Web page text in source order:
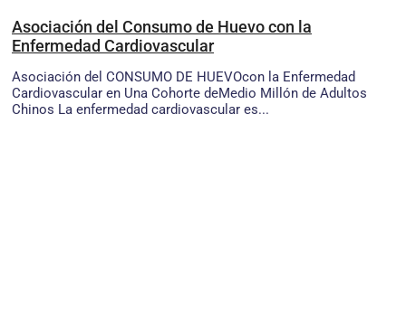
Asociación del Consumo de Huevo con la
Enfermedad Cardiovascular
Asociación del CONSUMO DE HUEVOcon la Enfermedad
Cardiovascular en Una Cohorte deMedio Millón de Adultos
Chinos La enfermedad cardiovascular es...